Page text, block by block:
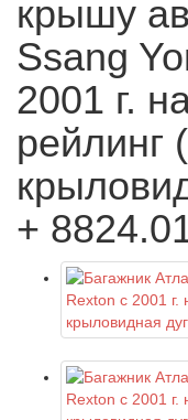
крышу
Ssang
2001 г.
рейлинг
+